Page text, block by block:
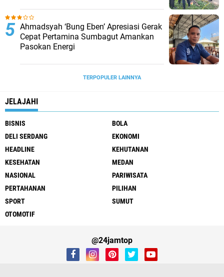
Ahmadsyah ‘Bung Eben’ Apresiasi Gerak
Cepat Pertamina Sumbagut Amankan
Pasokan Energi
TERPOPULER LAINNYA
JELAJAHI
BISNIS
BOLA
DELI SERDANG
EKONOMI
HEADLINE
KEHUTANAN
KESEHATAN
MEDAN
NASIONAL
PARIWISATA
PERTAHANAN
PILIHAN
SPORT
SUMUT
OTOMOTIF
@24jamtop